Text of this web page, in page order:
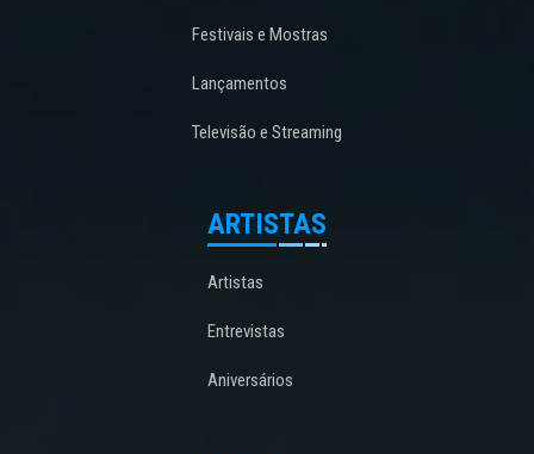
Festivais e Mostras
Lançamentos
Televisão e Streaming
ARTISTAS
Artistas
Entrevistas
Aniversários